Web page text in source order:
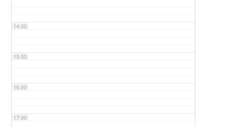
14:00
15:00
16:00
17:00